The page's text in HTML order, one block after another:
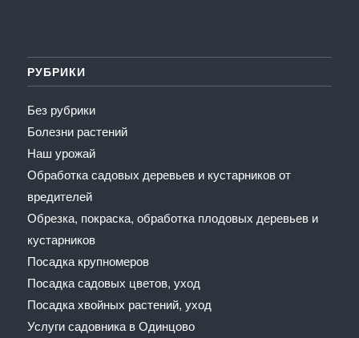
РУБРИКИ
Без рубрики
Болезни растений
Наш урожай
Обработка садовых деревьев и кустарников от
вредителей
Обрезка, покраска, обработка плодовых деревьев и
кустарников
Посадка крупномеров
Посадка садовых цветов, уход
Посадка хвойных растений, уход
Услуги садовника в Одинцово